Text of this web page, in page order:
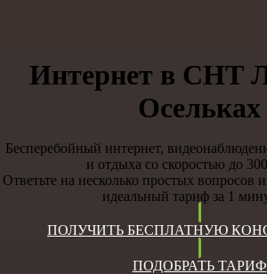
Интернет в СНТ
Осельках
Бесперебойный интернет,
и отдыха со скоростью до
Ответьте на несколько простых вопросов
идеальный тариф за 1
ПОЛУЧИТЬ БЕСПЛАТНУЮ
ПОДОБРАТЬ ТАРИФ